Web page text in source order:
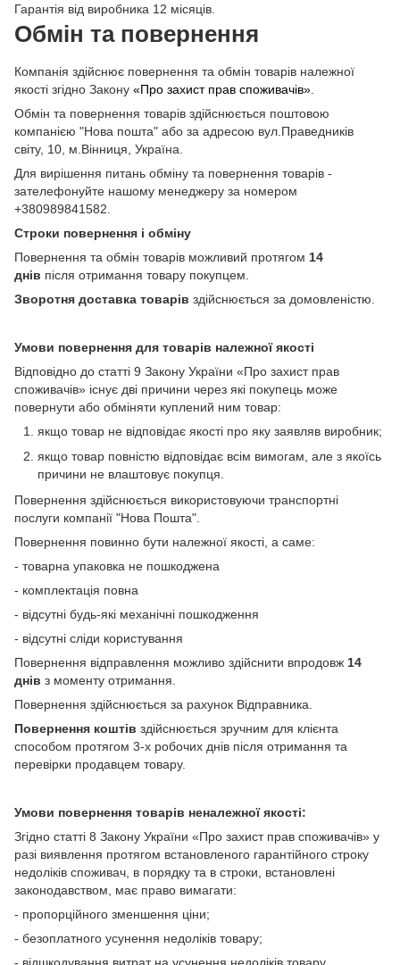
Гарантія від виробника 12 місяців.
Обмін та повернення
Компанія здійснює повернення та обмін товарів належної
якості згідно Закону «Про захист прав споживачів»
Обмін та повернення товарів здійснюється поштовою
компанією "Нова пошта" або за адресою вул.Праведників
світу, 10, м.Вінниця, Україна.
Для вирішення питань обміну та повернення товарів -
зателефонуйте нашому менеджеру за номером
+380989841582.
Строки повернення і обміну
Повернення та обмін товарів можливий протягом 14
днів після отримання товару покупцем.
Зворотня доставка товарів здійснюється за домовленістю.
Умови повернення для товарів належної якості
Відповідно до статті 9 Закону України «Про захист прав
споживачів» існує дві причини через які покупець може
повернути або обміняти куплений ним товар:
якщо товар не відповідає якості про яку заявляв виробник;
якщо товар повністю відповідає всім вимогам, але з якоїсь
причини не влаштовує покупця.
Повернення здійснюється використовуючи транспортні
послуги компанії "Нова Пошта".
Повернення повинно бути належної якості, а саме:
- товарна упаковка не пошкоджена
- комплектація повна
- відсутні будь-які механічні пошкодження
- відсутні сліди користування
Повернення відправлення можливо здійснити впродовж 14
днів з моменту отримання.
Повернення здійснюється за рахунок Відправника.
Повернення коштів здійснюється зручним для клієнта
способом протягом 3-х робочих днів після отримання та
перевірки продавцем товару.
Умови повернення товарів неналежної якості:
Згідно статті 8 Закону України «Про захист прав споживачів» у
разі виявлення протягом встановленого гарантійного строку
недоліків споживач, в порядку та в строки, встановлені
законодавством, має право вимагати:
- пропорційного зменшення ціни;
- безоплатного усунення недоліків товару;